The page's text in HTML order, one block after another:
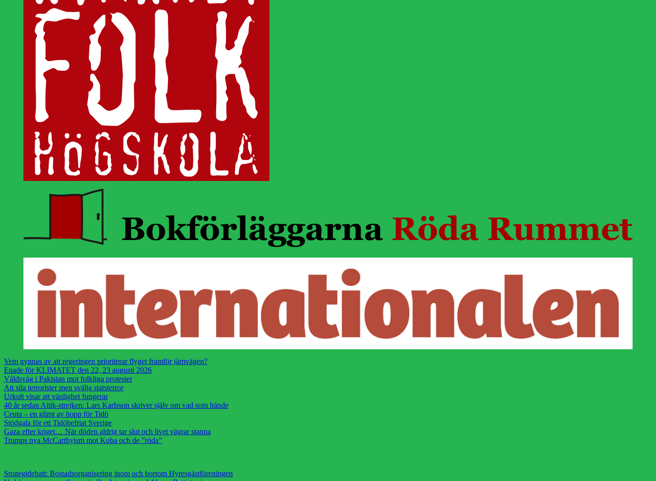
Vem gynnas av att regeringen prioriterar flyget framför järnvägen?
Enade för KLIMATET den 22, 23 augusti 2026
Våldsvåg i Pakistan mot folkliga protester
Att sila terrorister men svälja statsterror
Urkult visar att vänlighet fungerar
40 år sedan Aitik-strejken: Lars Karlsson skriver själv om vad som hände
Ceuta – en glimt av hopp för Tidö
Stödgala för ett Tidöbefriat Sverige
Gaza efter kriget… När döden aldrig tar slut och livet vägrar stanna
Trumps nya McCarthyism mot Kuba och de ”röda”
Strategidebatt: Bostadsorganisering inom och bortom Hyresgästföreningen